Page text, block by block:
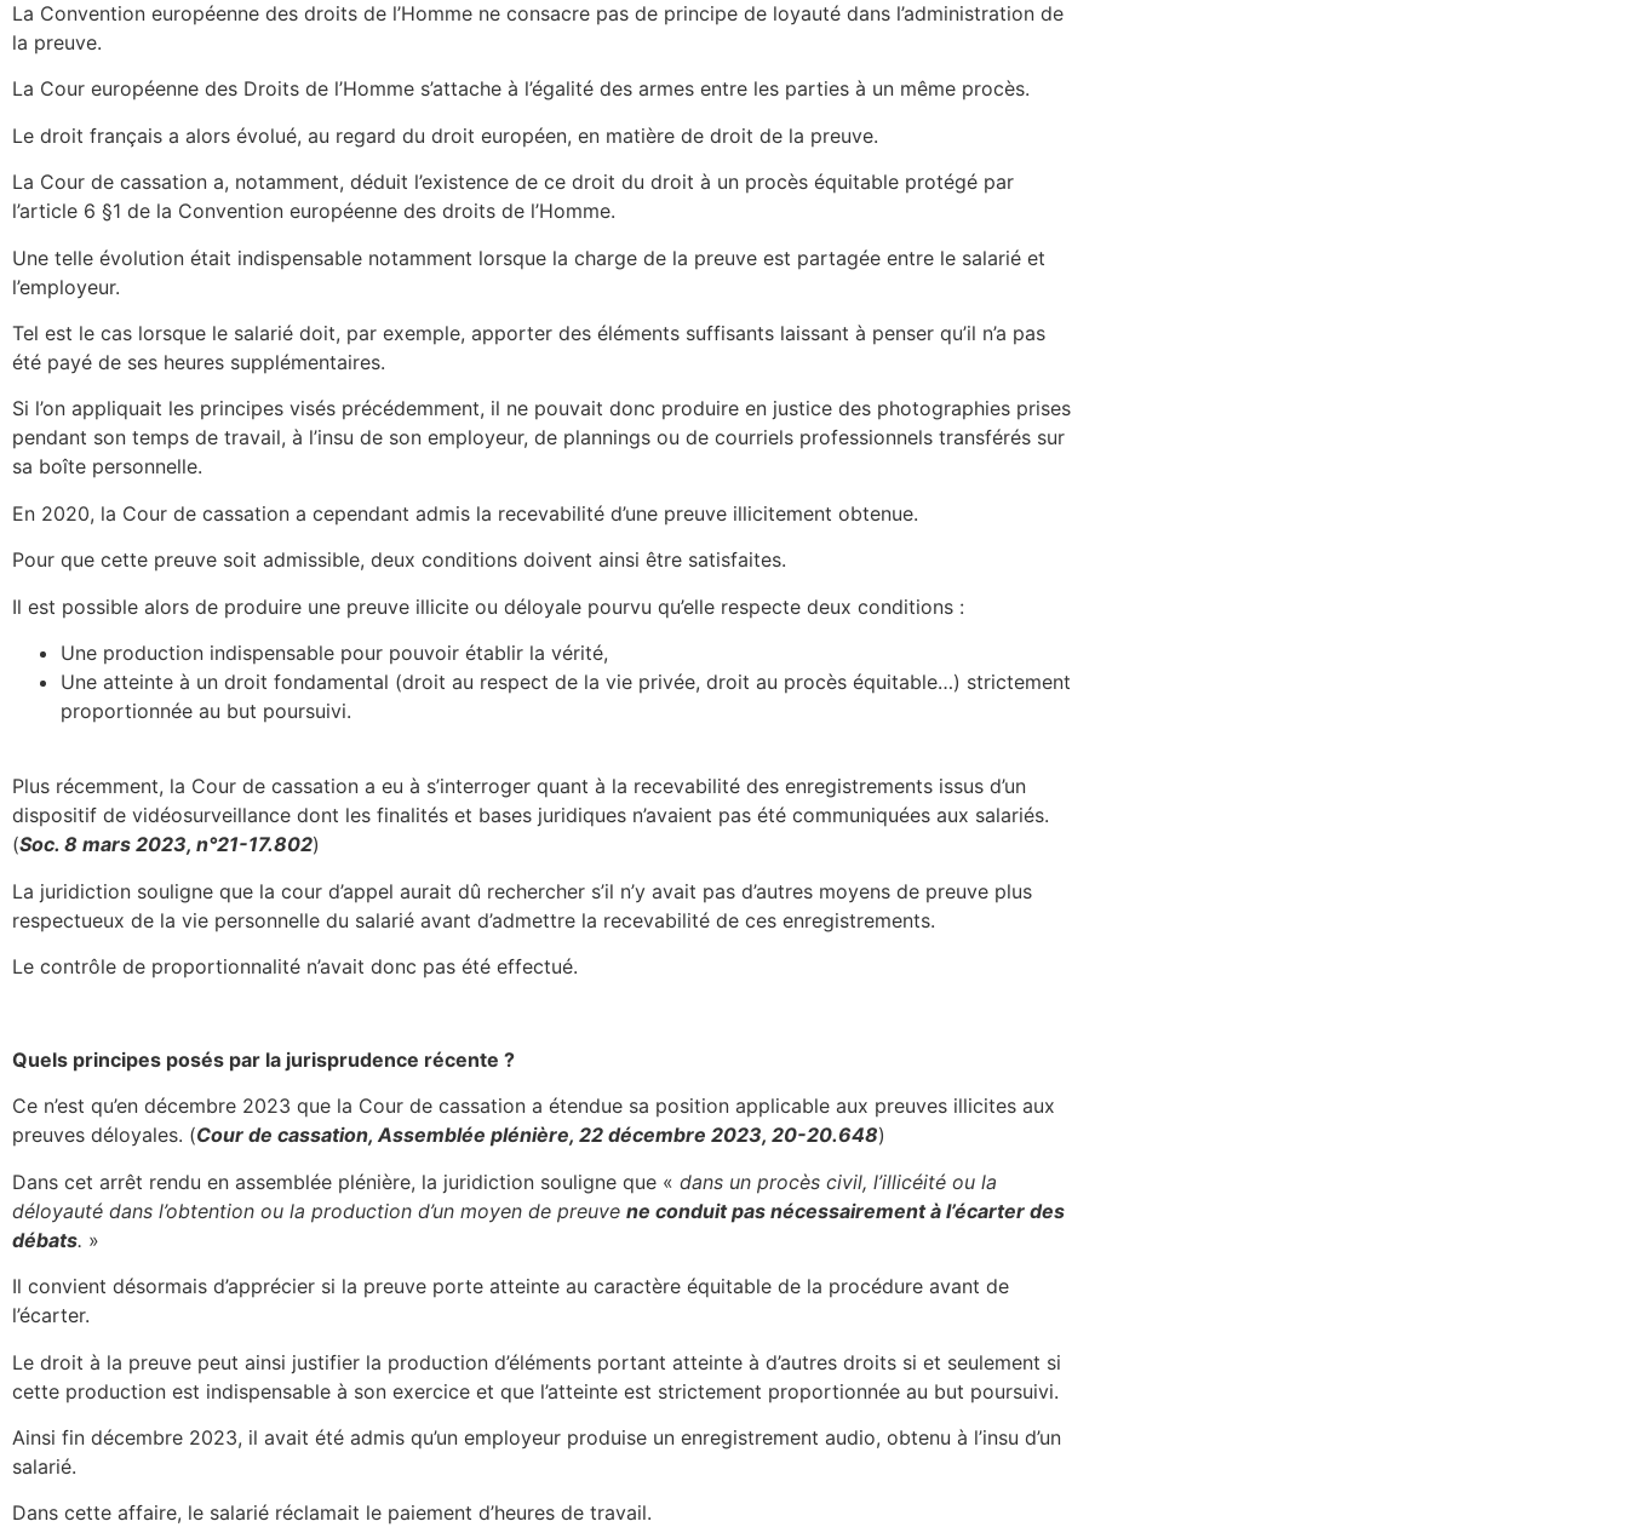
La Convention européenne des droits de l’Homme ne consacre pas de principe de loyauté dans l’administration de
la preuve.
La Cour européenne des Droits de l’Homme s’attache à l’égalité des armes entre les parties à un même procès.
Le droit français a alors évolué, au regard du droit européen, en matière de droit de la preuve.
La Cour de cassation a, notamment, déduit l’existence de ce droit du droit à un procès équitable protégé par
l’article 6 §1 de la Convention européenne des droits de l’Homme.
Une telle évolution était indispensable notamment lorsque la charge de la preuve est partagée entre le salarié et
l’employeur.
Tel est le cas lorsque le salarié doit, par exemple, apporter des éléments suffisants laissant à penser qu’il n’a pas
été payé de ses heures supplémentaires.
Si l’on appliquait les principes visés précédemment, il ne pouvait donc produire en justice des photographies prises
pendant son temps de travail, à l’insu de son employeur, de plannings ou de courriels professionnels transférés sur
sa boîte personnelle.
En 2020, la Cour de cassation a cependant admis la recevabilité d’une preuve illicitement obtenue.
Pour que cette preuve soit admissible, deux conditions doivent ainsi être satisfaites.
Il est possible alors de produire une preuve illicite ou déloyale pourvu qu’elle respecte deux conditions :
Une production indispensable pour pouvoir établir la vérité,
Une atteinte à un droit fondamental (droit au respect de la vie privée, droit au procès équitable…) strictement
proportionnée au but poursuivi.
Plus récemment, la Cour de cassation a eu à s’interroger quant à la recevabilité des enregistrements issus d’un
dispositif de vidéosurveillance dont les finalités et bases juridiques n’avaient pas été communiquées aux salariés.
(Soc. 8 mars 2023, n°21-17.802)
La juridiction souligne que la cour d’appel aurait dû rechercher s’il n’y avait pas d’autres moyens de preuve plus
respectueux de la vie personnelle du salarié avant d’admettre la recevabilité de ces enregistrements.
Le contrôle de proportionnalité n’avait donc pas été effectué.
Quels principes posés par la jurisprudence récente ?
Ce n’est qu’en décembre 2023 que la Cour de cassation a étendue sa position applicable aux preuves illicites aux
preuves déloyales. (Cour de cassation, Assemblée plénière, 22 décembre 2023, 20-20.648)
Dans cet arrêt rendu en assemblée plénière, la juridiction souligne que « dans un procès civil, l’illicéité ou la
déloyauté dans l’obtention ou la production d’un moyen de preuve ne conduit pas nécessairement à l’écarter des
débats. »
Il convient désormais d’apprécier si la preuve porte atteinte au caractère équitable de la procédure avant de
l’écarter.
Le droit à la preuve peut ainsi justifier la production d’éléments portant atteinte à d’autres droits si et seulement si
cette production est indispensable à son exercice et que l’atteinte est strictement proportionnée au but poursuivi.
Ainsi fin décembre 2023, il avait été admis qu’un employeur produise un enregistrement audio, obtenu à l’insu d’un
salarié.
Dans cette affaire, le salarié réclamait le paiement d’heures de travail.